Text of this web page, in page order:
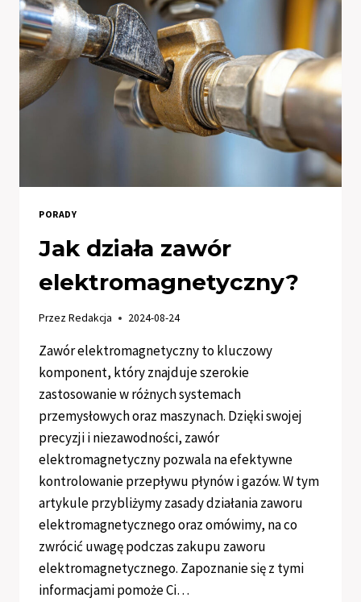
OSIĄGNĄĆ
SWOJE
CELE
FITNESS?
PORADY
Jak działa zawór
elektromagnetyczny?
PrzezRedakcja 2024-08-24
Zawór elektromagnetyczny to kluczowy
komponent, który znajduje szerokie
zastosowanie w różnych systemach
przemysłowych oraz maszynach. Dzięki swojej
precyzji i niezawodności, zawór
elektromagnetyczny pozwala na efektywne
kontrolowanie przepływu płynów i gazów. W tym
artykule przybliżymy zasady działania zaworu
elektromagnetycznego oraz omówimy, na co
zwrócić uwagę podczas zakupu zaworu
elektromagnetycznego. Zapoznanie się z tymi
informacjami pomoże Ci…